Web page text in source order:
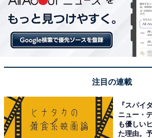
1位にランクインしたのは、「Snow
です。クールでスマートな印象から実
ることもありますが、実は185cmと高
注目の連載
『スパイ
ニュー・
も優しい
た理由。